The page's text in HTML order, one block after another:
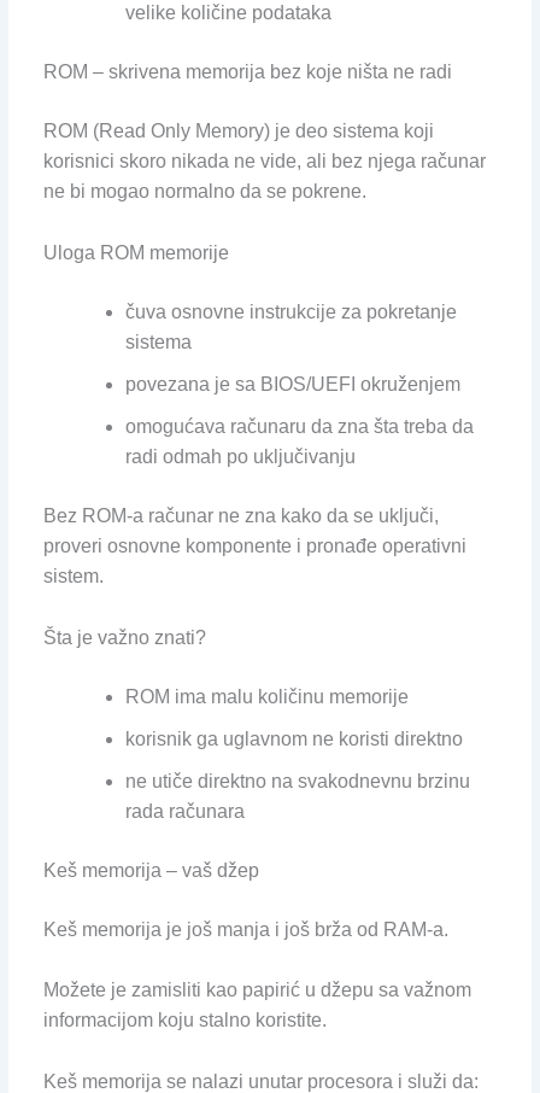
velike količine podataka
ROM – skrivena memorija bez koje ništa ne radi
ROM (Read Only Memory) je deo sistema koji
korisnici skoro nikada ne vide, ali bez njega računar
ne bi mogao normalno da se pokrene.
Uloga ROM memorije
čuva osnovne instrukcije za pokretanje
sistema
povezana je sa BIOS/UEFI okruženjem
omogućava računaru da zna šta treba da
radi odmah po uključivanju
Bez ROM-a računar ne zna kako da se uključi,
proveri osnovne komponente i pronađe operativni
sistem.
Šta je važno znati?
ROM ima malu količinu memorije
korisnik ga uglavnom ne koristi direktno
ne utiče direktno na svakodnevnu brzinu
rada računara
Keš memorija – vaš džep
Keš memorija je još manja i još brža od RAM-a.
Možete je zamisliti kao papirić u džepu sa važnom
informacijom koju stalno koristite.
Keš memorija se nalazi unutar procesora i služi da: